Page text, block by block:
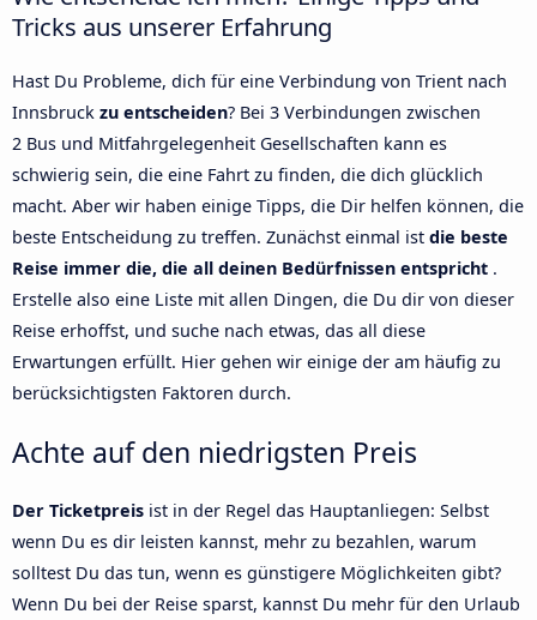
Tricks aus unserer Erfahrung
Hast Du Probleme, dich für eine Verbindung von Trient nach
Innsbruck zu entscheiden? Bei 3 Verbindungen zwischen
2 Bus und Mitfahrgelegenheit Gesellschaften kann es
schwierig sein, die eine Fahrt zu finden, die dich glücklich
macht. Aber wir haben einige Tipps, die Dir helfen können, die
beste Entscheidung zu treffen. Zunächst einmal ist die beste
Reise immer die, die all deinen Bedürfnissen entspricht .
Erstelle also eine Liste mit allen Dingen, die Du dir von dieser
Reise erhoffst, und suche nach etwas, das all diese
Erwartungen erfüllt. Hier gehen wir einige der am häufig zu
berücksichtigsten Faktoren durch.
Achte auf den niedrigsten Preis
Der Ticketpreis ist in der Regel das Hauptanliegen: Selbst
wenn Du es dir leisten kannst, mehr zu bezahlen, warum
solltest Du das tun, wenn es günstigere Möglichkeiten gibt?
Wenn Du bei der Reise sparst, kannst Du mehr für den Urlaub